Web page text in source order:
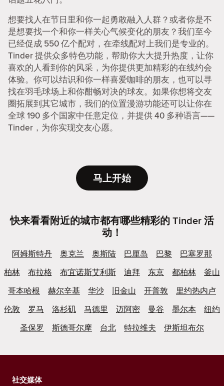
想要找人在节日里和你一起勇敢融入人群？或者你是不
是想要找一个和你一样关心气候变化的朋友？我们至今
已经促成 550 亿个配对，在牵线配对上我们是专业的。
Tinder 提供众多特色功能，帮助你大大提升热度，让你
喜欢的人看到你的风采，为你提供更加精彩的在线约会
体验。你可以结识和你一样喜爱咖啡的朋友，也可以寻
找在羽毛球场上和你酣畅对决的球友。如果你想将交友
圈拓展到其它城市，我们的位置漫游功能还可以让你在
全球 190 多个国家中任意定位，并提供 40 多种语言——
Tinder，为你实现交友心愿。
马上开始
快来看看附近的城市都有哪些精彩的 Tinder 活
动！
阿姆斯特丹 奥克兰 奥斯陆 巴厘岛 巴黎
巴塞罗那
柏林
布拉格 布宜诺斯艾利斯 迪拜 东京 都柏林
釜山
哥本哈根
赫尔辛基 华沙 旧金山 开普敦
里约热内卢
伦敦
罗马 洛杉矶 马德里 迈阿密 曼谷 墨尔本
纽约
圣保罗
斯德哥尔摩 台北 特拉维夫 伊斯坦布尔
社交媒体